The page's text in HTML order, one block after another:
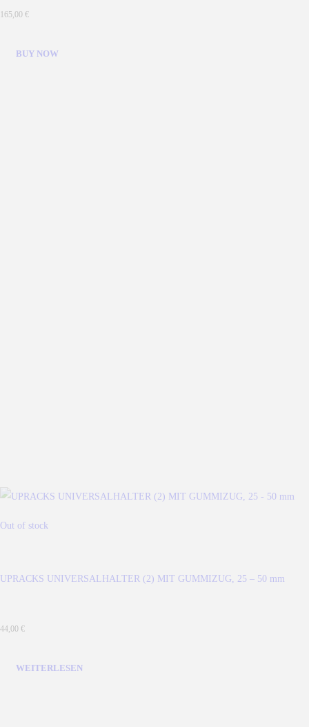
165,00 €
BUY NOW
Out of stock
UPRACKS UNIVERSALHALTER (2) MIT GUMMIZUG, 25 – 50 mm
44,00 €
WEITERLESEN